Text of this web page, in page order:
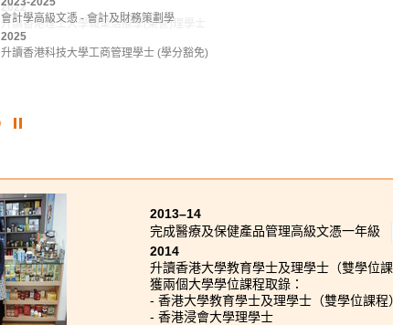
會計學高級文憑 - 會計及財務策劃學
2025
升讀香港科技大學工商管理學士 (學分豁免)
2022
升讀香港理工大學職業治療學(榮譽)理學士
基礎專上教育文憑課程
2023-2025
旅遊及酒店管理高級文憑
點
幻
燈
片
2013–14
完成醫療及保健產品管理高級文憑一年級
2014
升讀香港大學教育學士及理學士（雙學位課
獲兩個大學學位課程取錄：
- 香港大學教育學士及理學士（雙學位課程）
- 香港浸會大學理學士